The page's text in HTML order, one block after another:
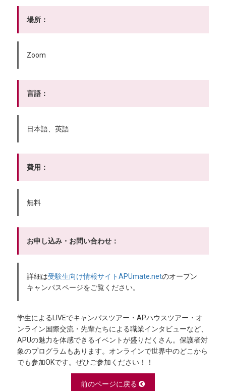
場所：
Zoom
言語：
日本語、英語
費用：
無料
お申し込み・お問い合わせ：
詳細は受験生向け情報サイトAPUmate.netのオープン
キャンパスページをご覧ください。
学生によるLIVEでキャンパスツアー・APハウスツアー・オ
ンライン国際交流・先輩たちによる職業インタビューなど、
APUの魅力を体感できるイベントが盛りだくさん。保護者対
象のプログラムもあります。オンラインで世界中のどこから
でも参加OKです。ぜひご参加ください！！
前のページに戻る